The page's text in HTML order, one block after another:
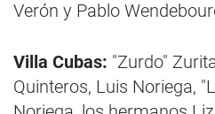
Verón y Pablo
Villa Cubas: "Zurdo"
Quinteros, Luis Noriega,